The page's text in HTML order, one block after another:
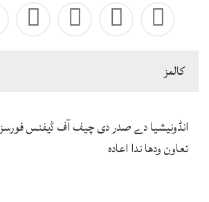
كالمز
انڈونیشیا دے صدر دی چیف آف ڈیفنس
تعاون ودھا ندا اعادہ